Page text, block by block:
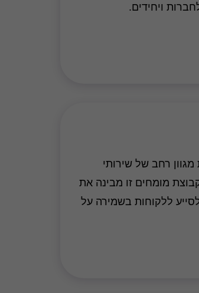
ויחידים.
רחב של שירותי
מומחים זו מבינה את
ללקוחות בשמירה על